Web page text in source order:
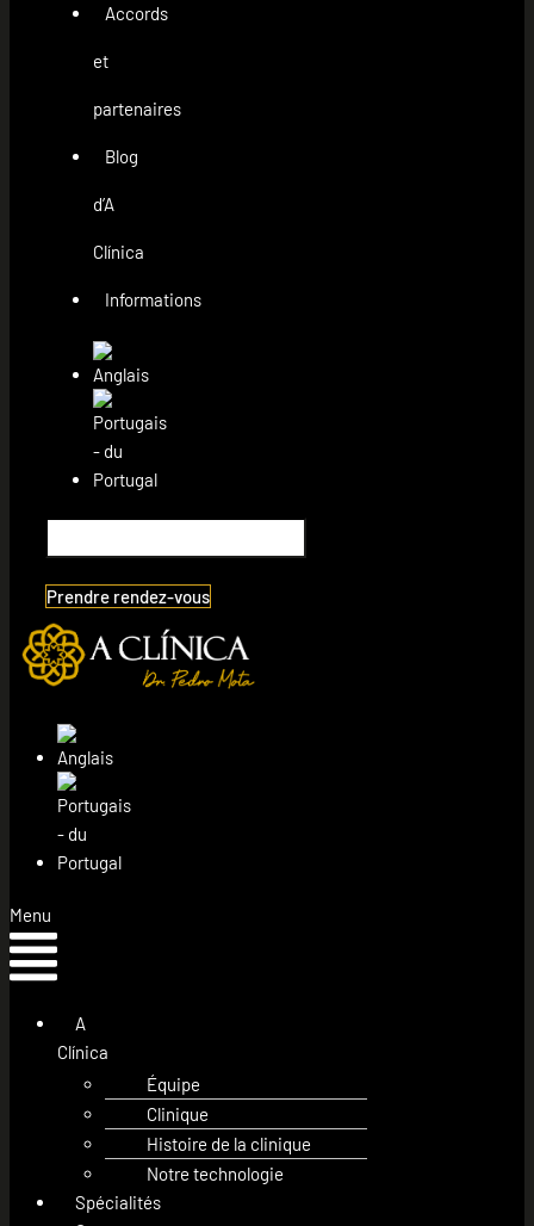
Accords
et
partenaires
Blog
d’A
Clínica
Informations
Prendre rendez-vous
Menu
A
Clínica
Équipe
Clinique
Histoire de la clinique
Notre technologie
Spécialités